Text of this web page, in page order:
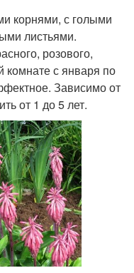
корнями, с голыми
листьями.
розового,
комнате с января по
Зависимо от
от 1 до 5 лет.